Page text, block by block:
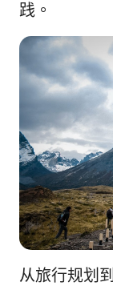
践。
从旅行规划